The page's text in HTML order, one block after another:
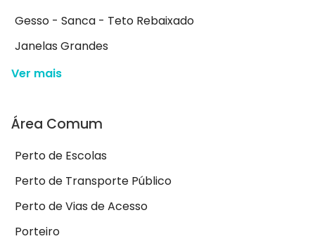
Gesso - Sanca - Teto Rebaixado
Janelas Grandes
Ver mais
Área Comum
Perto de Escolas
Perto de Transporte Público
Perto de Vias de Acesso
Porteiro